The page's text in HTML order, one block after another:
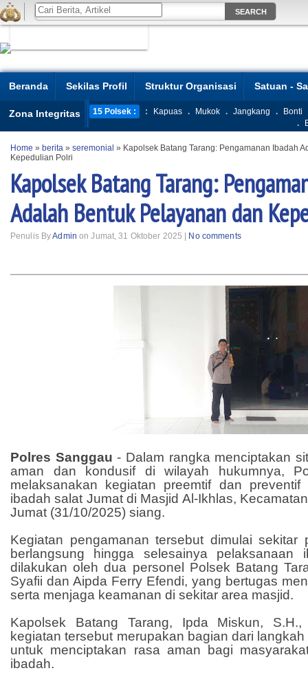
Beranda Sekilas Profil Struktur Organisasi Satuan -
Zona Integritas 15 Polsek : : Kapuas . Mukok . Jangkang .
Bonti
.
Home » berita » seremonial » Kapolsek Batang Tarang: Pengamanan Ibadah
Kepedulian Polri
Kapolsek Batang Tarang:
Adalah Bentuk Pelayanan dan
Penulis ByAdmin on Jumat, 31 Oktober 2025 | No comments
Polres Sanggau- Dalam rangka menciptakan
aman dan kondusif di wilayah hukumnya,
melaksanakan kegiatan preemtif dan preventif
ibadah salat Jumat di Masjid Al-Ikhlas,
Jumat (31/10/2025) siang.
Kegiatan pengamanan tersebut dimulai sekitar
berlangsung hingga selesainya pelaksanaan
dilakukan oleh dua personel Polsek Batang
Syafii dan Aipda Ferry Efendi, yang bertugas
serta menjaga keamanan di sekitar area masjid.
Kapolsek Batang Tarang, Ipda Miskun, S.H.,
kegiatan tersebut merupakan bagian dari
untuk menciptakan rasa aman bagi
ibadah.